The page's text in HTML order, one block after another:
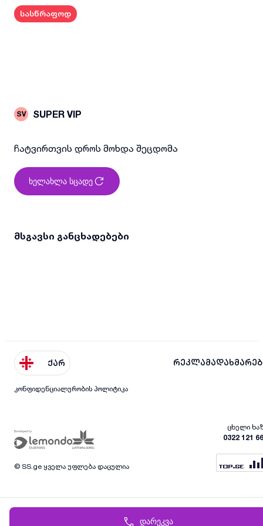
დარეკვა
სასწრაფოდ
SV SUPER VIP
ჩატვირთვის დროს მოხდა შეცდომა
ხელახლა სცადე
მსგავსი განცხადებები
ქარ რეკლამა
კონფიდენციალურობის პოლიტიკა
ცხელი
0322 121
© SS.ge ყველა უფლება დაცულია